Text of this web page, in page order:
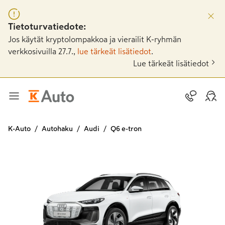
Tietoturvatiedote:
Jos käytät kryptolompakkoa ja vierailit K-ryhmän
verkkosivuilla 27.7.,
lue tärkeät lisätiedot
Lue tärkeät lisätiedot
K-Auto Autohaku Audi Q6 e-tron